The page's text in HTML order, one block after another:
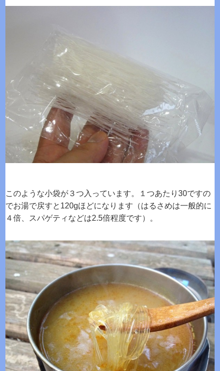
このような小袋が３つ入っています。１つあたり30ですの
でお湯で戻すと120gほどになります（はるさめは一般的に
４倍、スパゲティなどは2.5倍程度です）。